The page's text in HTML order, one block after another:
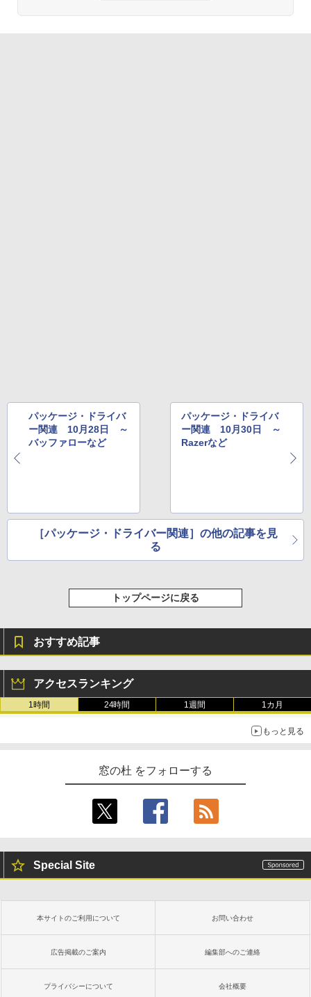
パッケージ・ドライバ
ー関連 10月28日 ～
バッファローなど
パッケージ・ドライバ
ー関連 10月30日 ～
Razerなど
［パッケージ・ドライバー関連］の他の記事を見
る
トップページに戻る
おすすめ記事
アクセスランキング
1時間 24時間 1週間 1カ月
もっと見る
窓の杜 をフォローする
Special Site
本サイトのご利用について お問い合わせ
広告掲載のご案内 編集部へのご連絡
プライバシーについて 会社概要